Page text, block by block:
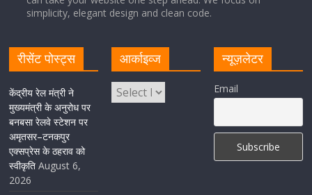
धोकर किया स्वागत
विकास योजनाओं का लोकार्पण-शिलान्यास
simplicity, elegant design and clean code.
रीसेंट पोस्ट्स
केंद्रीय रेल मंत्री ने
मुख्यमंत्री के अनुरोध पर
बनबसा रेलवे स्टेशन पर
अमृतसर–टनकपुर
एक्सप्रेस के ठहराव को
स्वीकृति August 6,
2026
आर्काइव्ज न्यूज़लेटर
Email